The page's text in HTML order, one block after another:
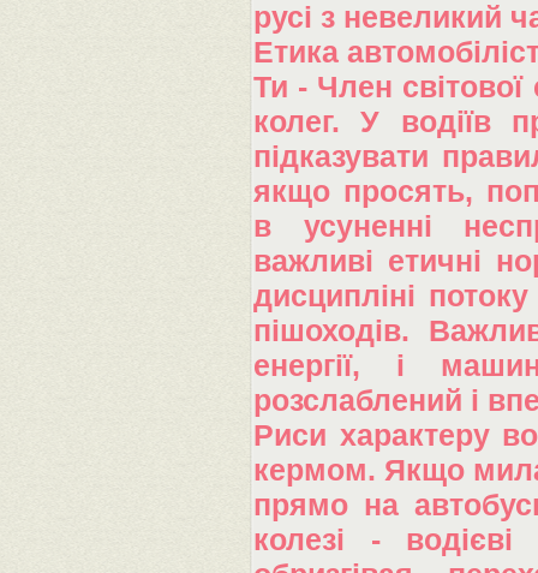
русі з невеликий
Етика
Ти - Член світової
колег. У водіїв
підказувати
якщо просять,
в усуненні
важливі етичні
дисципліні
пішоходів.
енергії, і
розслаблений і
Риси характеру
кермом. Якщо
прямо на
колезі -